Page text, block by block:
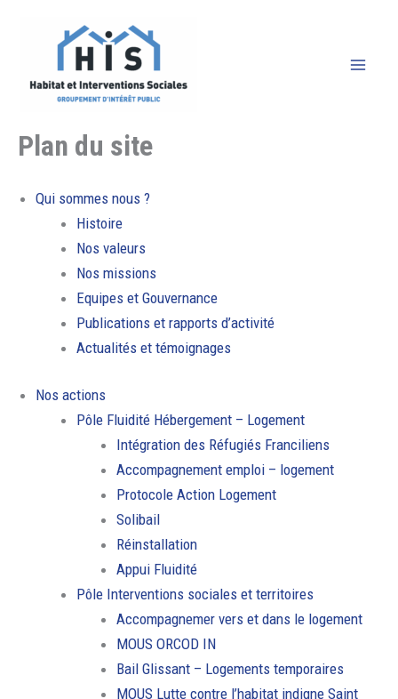
Plan du site
Qui sommes nous ?
Histoire
Nos valeurs
Nos missions
Equipes et Gouvernance
Publications et rapports d’activité
Actualités et témoignages
Nos actions
Pôle Fluidité Hébergement – Logement
Intégration des Réfugiés Franciliens
Accompagnement emploi – logement
Protocole Action Logement
Solibail
Réinstallation
Appui Fluidité
Pôle Interventions sociales et territoires
Accompagnemer vers et dans le logement
MOUS ORCOD IN
Bail Glissant – Logements temporaires
MOUS Lutte contre l’habitat indigne Saint